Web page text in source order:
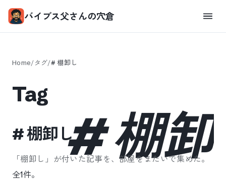
バイブス父さんの穴倉
Home/タグ/#棚卸し
#棚
Tag
#棚卸し
「棚卸し 」が付いた記事を、部屋をまたいで集めた。
全1件。